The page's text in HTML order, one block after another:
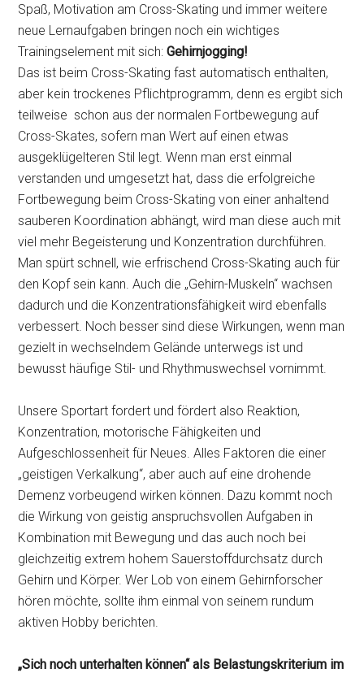
Spaß, Motivation am Cross-Skating und immer weitere
neue Lernaufgaben bringen noch ein wichtiges
Trainingselement mit sich:Gehirnjogging!
Das ist beim Cross-Skating fast automatisch enthalten,
aber kein trockenes Pflichtprogramm, denn es ergibt sich
teilweise schon aus der normalen Fortbewegung auf
Cross-Skates, sofern man Wert auf einen etwas
ausgeklügelteren Stil legt. Wenn man erst einmal
verstanden und umgesetzt hat, dass die erfolgreiche
Fortbewegung beim Cross-Skating von einer anhaltend
sauberen Koordination abhängt, wird man diese auch mit
viel mehr Begeisterung und Konzentration durchführen.
Man spürt schnell, wie erfrischend Cross-Skating auch für
den Kopf sein kann. Auch die „Gehirn-Muskeln“ wachsen
dadurch und die Konzentrationsfähigkeit wird ebenfalls
verbessert. Noch besser sind diese Wirkungen, wenn man
gezielt in wechselndem Gelände unterwegs ist und
bewusst häufige Stil- und Rhythmuswechsel vornimmt.
Unsere Sportart fordert und fördert also Reaktion,
Konzentration, motorische Fähigkeiten und
Aufgeschlossenheit für Neues. Alles Faktoren die einer
„geistigen Verkalkung“, aber auch auf eine drohende
Demenz vorbeugend wirken können. Dazu kommt noch
die Wirkung von geistig anspruchsvollen Aufgaben in
Kombination mit Bewegung und das auch noch bei
gleichzeitig extrem hohem Sauerstoffdurchsatz durch
Gehirn und Körper. Wer Lob von einem Gehirnforscher
hören möchte, sollte ihm einmal von seinem rundum
aktiven Hobby berichten.
„Sich noch unterhalten können“ als Belastungskriterium im